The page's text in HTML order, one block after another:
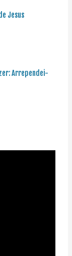
Jesus
Arrependei-